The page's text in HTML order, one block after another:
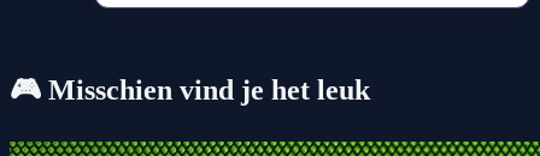
🎮 Misschien vind je het leuk